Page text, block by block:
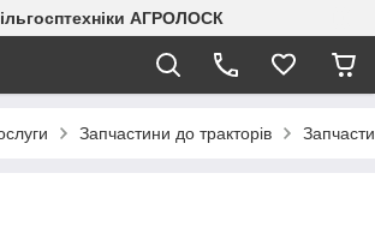
АГРОЛОСК
Запчастини до тракторів